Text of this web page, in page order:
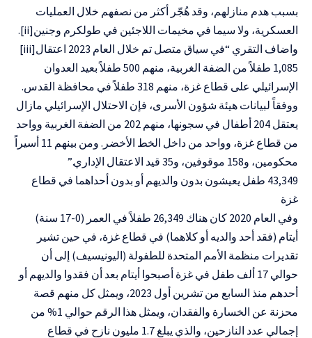
بسبب هدم منازلهم، وقد هُجّر أكثر من نصفهم خلال العمليات
العسكرية، ولا سيما في مخيمات اللاجئين في طولكرم وجنين[ii].
واضاف التقري “في سياق متصل تم خلال العام 2023 اعتقال[iii]
1,085 طفلاً من الضفة الغربية، منهم 500 طفلاً بعيد العدوان
الإسرائيلي على قطاع غزة، منهم 318 طفلاً في محافظة القدس.
ووفقاً لبيانات هيئة شؤون الأسرى، فإن الاحتلال الإسرائيلي مازال
يعتقل 204 أطفال في سجونها، منهم 202 من الضفة الغربية وواحد
من قطاع غزة، وواحد من داخل الخط الأخضر. ومن بينهم 11 أسيراً
محكومين، و158 موقوفين، و35 قيد الاعتقال الإداري.”
43,349 طفل يعيشون بدون والديهم أو بدون أحداهما في قطاع
غزة
وفي العام 2020 كان هناك 26,349 طفلاً في العمر (0-17 سنة)
أيتام (فقد أحد والديه أو كلاهما) في قطاع غزة، في حين تشير
تقديرات منظمة الأمم المتحدة للطفولة (اليونيسيف) إلى أن
حوالي 17 ألف طفل في غزة أصبحوا أيتام بعد أن فقدوا والديهم أو
أحدهم منذ السابع من تشرين أول 2023، ويمثل كل منهم قصة
محزنة عن الخسارة والفقدان، ويمثل هذا الرقم حوالي 1% من
إجمالي عدد النازحين، والذي يبلغ 1.7 مليون نازح في قطاع